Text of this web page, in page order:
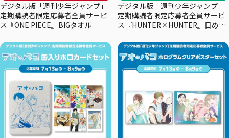
デジタル版「週刊少年ジャンプ」
定期購読者限定応募者全員サービ
ス『ONE PIECE』BIGタオル
デジタル版「週刊少年ジャンプ」
定期購読者限定応募者全員サービ
ス『HUNTER×HUNTER』日めく